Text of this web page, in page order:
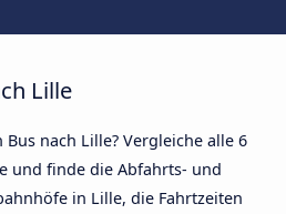
Lille
nach Lille? Vergleiche alle 6
und finde die Abfahrts- und
in Lille, die Fahrtzeiten